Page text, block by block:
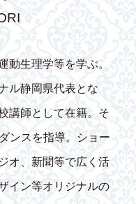
動生理学等を学ぶ。
ル静岡県代表とな
講師として在籍。そ
ンスを指導。ショー
オ、新聞等で広く活
イン等オリジナルの